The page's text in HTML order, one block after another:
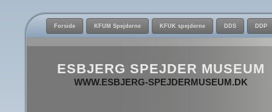
Forside KFUM Spejderne KFUK spejderne DDS DDP
ESBJERG SPEJDER MUSEUM
WWW.ESBJERG-SPEJDERMUSEUM.DK